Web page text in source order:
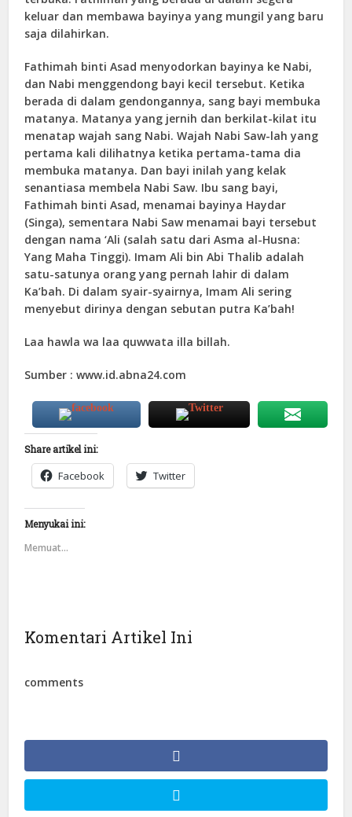
keluar dan membawa bayinya yang mungil yang baru
saja dilahirkan.
Fathimah binti Asad menyodorkan bayinya ke Nabi,
dan Nabi menggendong bayi kecil tersebut. Ketika
berada di dalam gendongannya, sang bayi membuka
matanya. Matanya yang jernih dan berkilat-kilat itu
menatap wajah sang Nabi. Wajah Nabi Saw-lah yang
pertama kali dilihatnya ketika pertama-tama dia
membuka matanya. Dan bayi inilah yang kelak
senantiasa membela Nabi Saw. Ibu sang bayi,
Fathimah binti Asad, menamai bayinya Haydar
(Singa), sementara Nabi Saw menamai bayi tersebut
dengan nama ‘Ali (salah satu dari Asma al-Husna:
Yang Maha Tinggi). Imam Ali bin Abi Thalib adalah
satu-satunya orang yang pernah lahir di dalam
Ka’bah. Di dalam syair-syairnya, Imam Ali sering
menyebut dirinya dengan sebutan putra Ka’bah!
Laa hawla wa laa quwwata illa billah.
Sumber : www.id.abna24.com
Share artikel ini:
Facebook Twitter
Menyukai ini:
Memuat...
Komentari Artikel Ini
comments